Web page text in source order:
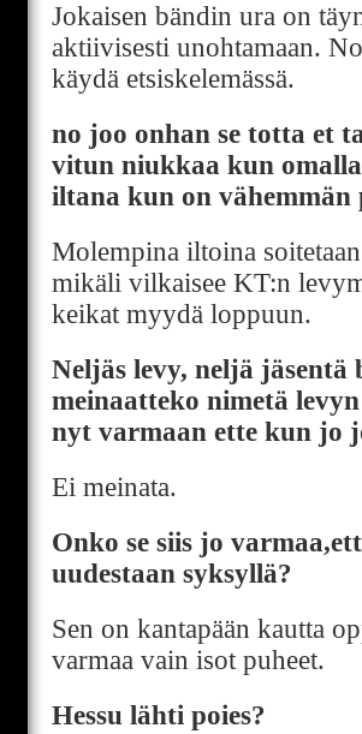
Jokaisen bändin ura on
aktiivisesti unohtamaan.
käydä etsiskelemässä.
no joo onhan se totta et
vitun niukkaa kun
iltana kun on
Molempina iltoina
mikäli vilkaisee KT:n
keikat myydä loppuun.
Neljäs levy, neljä jäsentä
meinaatteko nimetä
nyt varmaan ette kun jo
Ei meinata.
Onko se siis jo
uudestaan syksyllä?
Sen on kantapään kautta
varmaa vain isot puheet.
Hessu lähti poies?